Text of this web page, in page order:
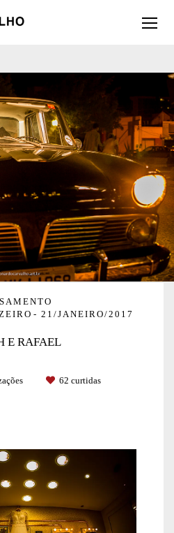
21/JANEIRO/2017
E RAFAEL
62 curtidas